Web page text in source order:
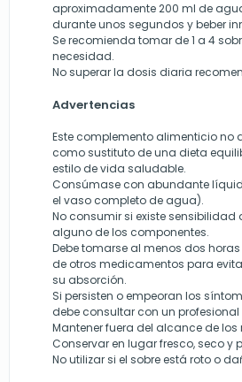
aproximadamente 200 ml de
durante unos segundos y beber
Se recomienda tomar de 1 a 4
necesidad.
No superar la dosis diaria
Advertencias
Este complemento alimenticio no
como sustituto de una dieta
estilo de vida saludable.
Consúmase con abundante
el vaso completo de agua).
No consumir si existe sensibilidad
alguno de los componentes.
Debe tomarse al menos dos
de otros medicamentos para
su absorción.
Si persisten o empeoran los
debe consultar con un
Mantener fuera del alcance de los
Conservar en lugar fresco, seco y
No utilizar si el sobre está roto o